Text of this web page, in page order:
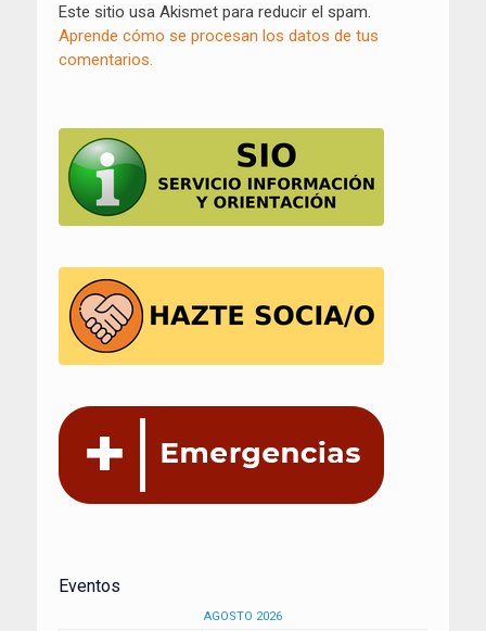
Este sitio usa Akismet para reducir el spam.
Aprende cómo se procesan los datos de tus
comentarios.
Eventos
AGOSTO 2026